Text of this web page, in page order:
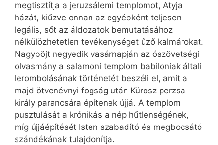
megtisztítja a jeruzsálemi templomot, Atyja
házát, kiűzve onnan az egyébként teljesen
legális, sőt az áldozatok bemutatásához
nélkülözhetetlen tevékenységet űző kalmárokat.
Nagyböjt negyedik vasárnapján az ószövetségi
olvasmány a salamoni templom babiloniak általi
lerombolásának történetét beszéli el, amit a
majd ötvenévnyi fogság után Kürosz perzsa
király parancsára építenek újjá. A templom
pusztulását a krónikás a nép hűtlenségének,
míg újjáépítését Isten szabadító és megbocsátó
szándékának tulajdonítja.